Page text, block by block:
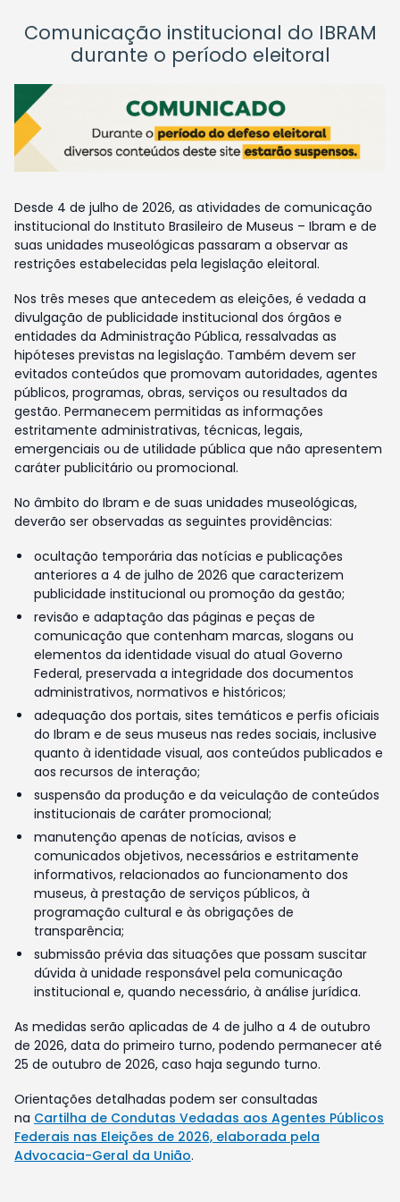
Comunicação institucional do IBRAM
durante o período eleitoral
Desde 4 de julho de 2026, as atividades de comunicação
institucional do Instituto Brasileiro de Museus – Ibram e de
suas unidades museológicas passaram a observar as
restrições estabelecidas pela legislação eleitoral.
Nos três meses que antecedem as eleições, é vedada a
divulgação de publicidade institucional dos órgãos e
entidades da Administração Pública, ressalvadas as
hipóteses previstas na legislação. Também devem ser
evitados conteúdos que promovam autoridades, agentes
públicos, programas, obras, serviços ou resultados da
gestão. Permanecem permitidas as informações
estritamente administrativas, técnicas, legais,
emergenciais ou de utilidade pública que não apresentem
caráter publicitário ou promocional.
No âmbito do Ibram e de suas unidades museológicas,
deverão ser observadas as seguintes providências:
ocultação temporária das notícias e publicações
anteriores a 4 de julho de 2026 que caracterizem
publicidade institucional ou promoção da gestão;
revisão e adaptação das páginas e peças de
comunicação que contenham marcas, slogans ou
elementos da identidade visual do atual Governo
Federal, preservada a integridade dos documentos
administrativos, normativos e históricos;
adequação dos portais, sites temáticos e perfis oficiais
do Ibram e de seus museus nas redes sociais, inclusive
quanto à identidade visual, aos conteúdos publicados e
aos recursos de interação;
suspensão da produção e da veiculação de conteúdos
institucionais de caráter promocional;
manutenção apenas de notícias, avisos e
comunicados objetivos, necessários e estritamente
informativos, relacionados ao funcionamento dos
museus, à prestação de serviços públicos, à
programação cultural e às obrigações de
transparência;
submissão prévia das situações que possam suscitar
dúvida à unidade responsável pela comunicação
institucional e, quando necessário, à análise jurídica.
As medidas serão aplicadas de 4 de julho a 4 de outubro
de 2026, data do primeiro turno, podendo permanecer até
25 de outubro de 2026, caso haja segundo turno.
Orientações detalhadas podem ser consultadas
na Cartilha de Condutas Vedadas aos Agentes Públicos
Federais nas Eleições de 2026, elaborada pela
Advocacia-Geral da União.